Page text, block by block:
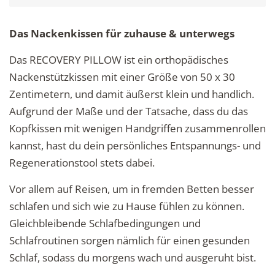
Das Nackenkissen für zuhause & unterwegs
Das RECOVERY PILLOW ist ein orthopädisches
Nackenstützkissen mit einer Größe von 50 x 30
Zentimetern, und damit äußerst klein und handlich.
Aufgrund der Maße und der Tatsache, dass du das
Kopfkissen mit wenigen Handgriffen zusammenrollen
kannst, hast du dein persönliches Entspannungs- und
Regenerationstool stets dabei.
Vor allem auf Reisen, um in fremden Betten besser
schlafen und sich wie zu Hause fühlen zu können.
Gleichbleibende Schlafbedingungen und
Schlafroutinen sorgen nämlich für einen gesunden
Schlaf, sodass du morgens wach und ausgeruht bist.